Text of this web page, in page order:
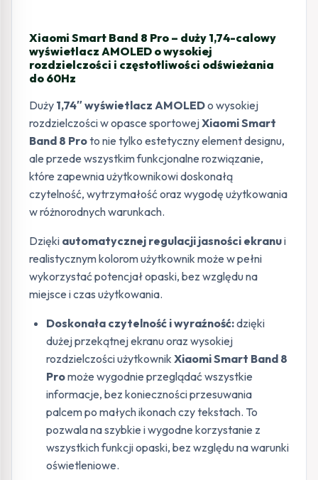
Xiaomi Smart Band 8 Pro – duży 1,74-calowy
wyświetlacz AMOLED o wysokiej
rozdzielczości i częstotliwości odświeżania
do 60Hz
Duży 1,74″ wyświetlacz AMOLEDo wysokiej
rozdzielczości w opasce sportowejXiaomi Smart
Band 8 Proto nie tylko estetyczny element designu,
ale przede wszystkim funkcjonalne rozwiązanie,
które zapewnia użytkownikowi doskonałą
czytelność, wytrzymałość oraz wygodę użytkowania
w różnorodnych warunkach.
Dzięki automatycznej regulacji jasności ekranui
realistycznym kolorom użytkownik może w pełni
wykorzystać potencjał opaski, bez względu na
miejsce i czas użytkowania.
Doskonała czytelność i wyraźność:dzięki
dużej przekątnej ekranu oraz wysokiej
rozdzielczości użytkownik Xiaomi Smart Band 8
Promoże wygodnie przeglądać wszystkie
informacje, bez konieczności przesuwania
palcem po małych ikonach czy tekstach. To
pozwala na szybkie i wygodne korzystanie z
wszystkich funkcji opaski, bez względu na warunki
oświetleniowe.